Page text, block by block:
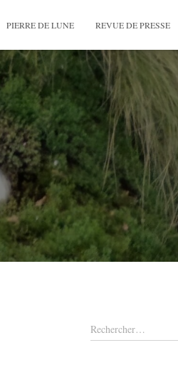
PIERRE DE LUNE REVUE DE PRESSE
R
e
Rechercher…